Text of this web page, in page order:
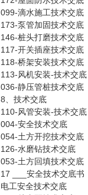
099-滴水施工技术交底
173-泵管加固技术交底
146-桩头打磨技术交底
117-开关插座技术交底
118-桥架安装技术交底
113-风机安装-技术交底
036-静压管桩技术交底
8、技术交底
110-风管安装-技术交底
004-安全技术交底
054-土方开挖技术交底
126-水磨钻技术交底
053-土方回填技术交底
17 ___安全技术交底书
电工安全技术交底